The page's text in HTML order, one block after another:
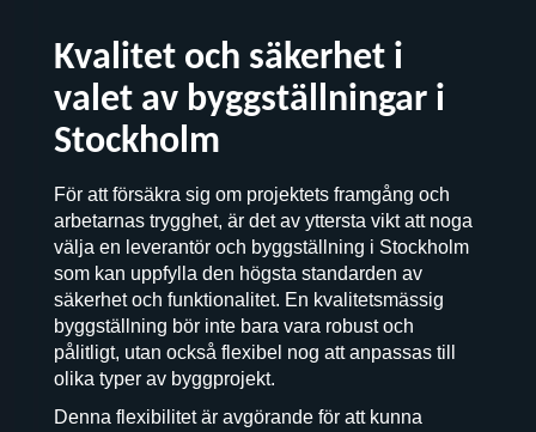
Kvalitet och säkerhet i
valet av byggställningar i
Stockholm
För att försäkra sig om projektets framgång och
arbetarnas trygghet, är det av yttersta vikt att noga
välja en leverantör och byggställning i Stockholm
som kan uppfylla den högsta standarden av
säkerhet och funktionalitet. En kvalitetsmässig
byggställning bör inte bara vara robust och
pålitligt, utan också flexibel nog att anpassas till
olika typer av byggprojekt.
Denna flexibilitet är avgörande för att kunna